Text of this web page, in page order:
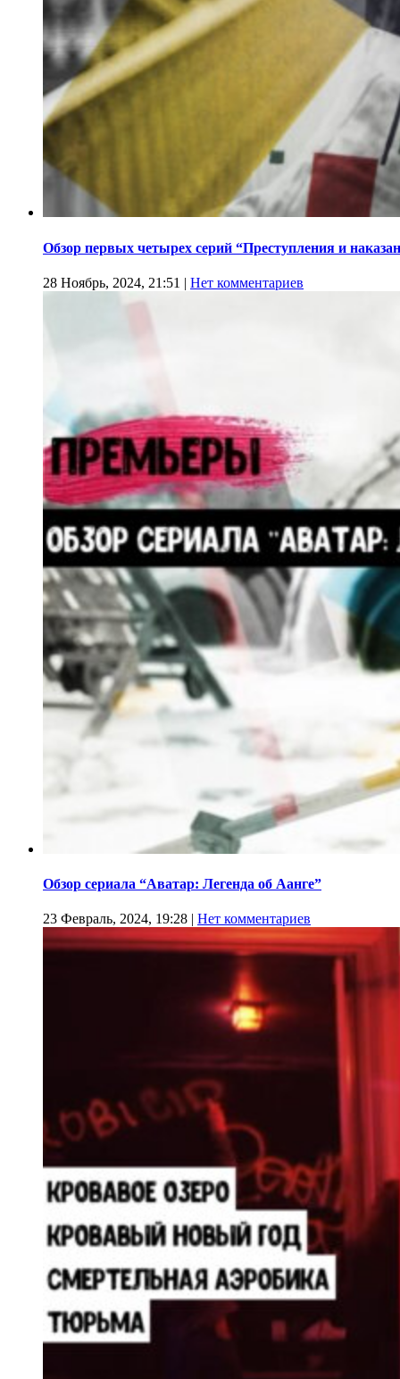
Обзор первых четырех серий “Преступления и
28 Ноябрь, 2024, 21:51 | Нет комментариев
Обзор сериала “Аватар: Легенда об Аанге”
23 Февраль, 2024, 19:28 | Нет комментариев